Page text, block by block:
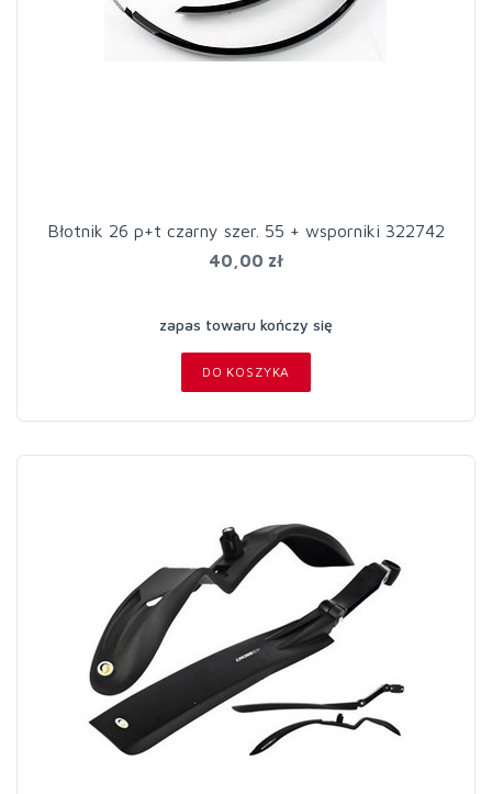
Błotnik 26 p+t czarny szer. 55 + wsporniki 322742
40,00 zł
zapas towaru kończy się
DO KOSZYKA